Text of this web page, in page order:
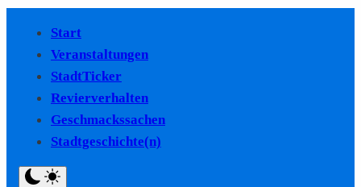
Start
Veranstaltungen
StadtTicker
Revierverhalten
Geschmackssachen
Stadtgeschichte(n)